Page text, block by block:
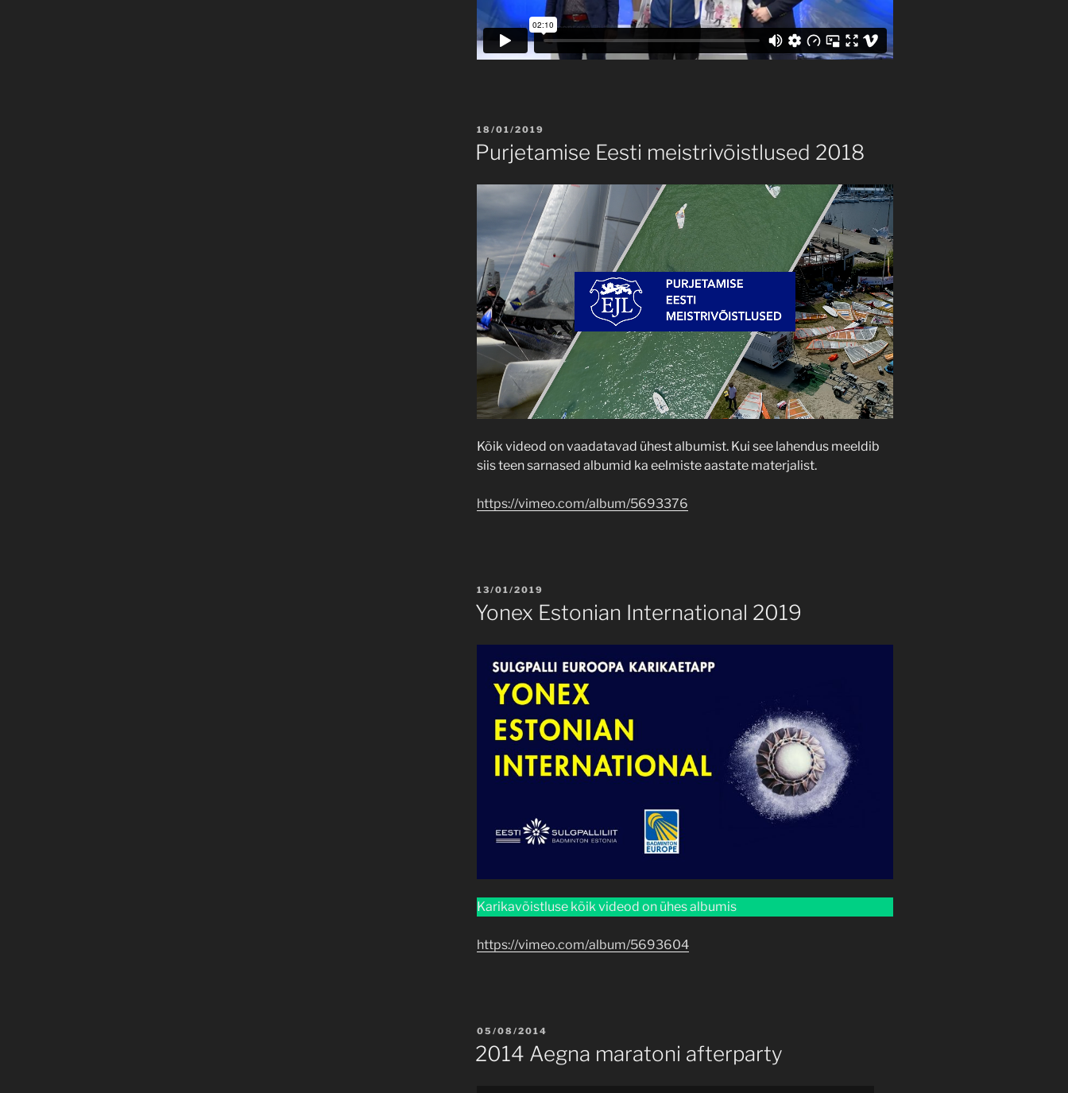
POSTED
ON
18/01/2019
Purjetamise Eesti meistrivõistlused 2018
Kõik videod on vaadatavad ühest albumist. Kui see lahendus meeldib
siis teen sarnased albumid ka eelmiste aastate materjalist.
https://vimeo.com/album/5693376
POSTED
ON
13/01/2019
Yonex Estonian International 2019
Karikavõistluse kõik videod on ühes albumis
https://vimeo.com/album/5693604
POSTED
ON
05/08/2014
2014 Aegna maratoni afterparty